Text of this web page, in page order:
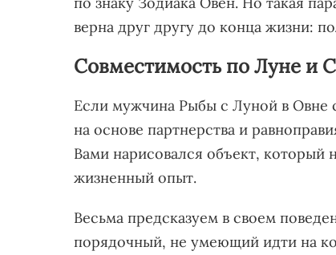
верна друг другу до конца жизни:
Совместимость по Луне и
Если мужчина Рыбы с Луной в Овне
на основе партнерства и
Вами нарисовался объект, который
жизненный опыт.
Весьма предсказуем в своем
порядочный, не умеющий идти на